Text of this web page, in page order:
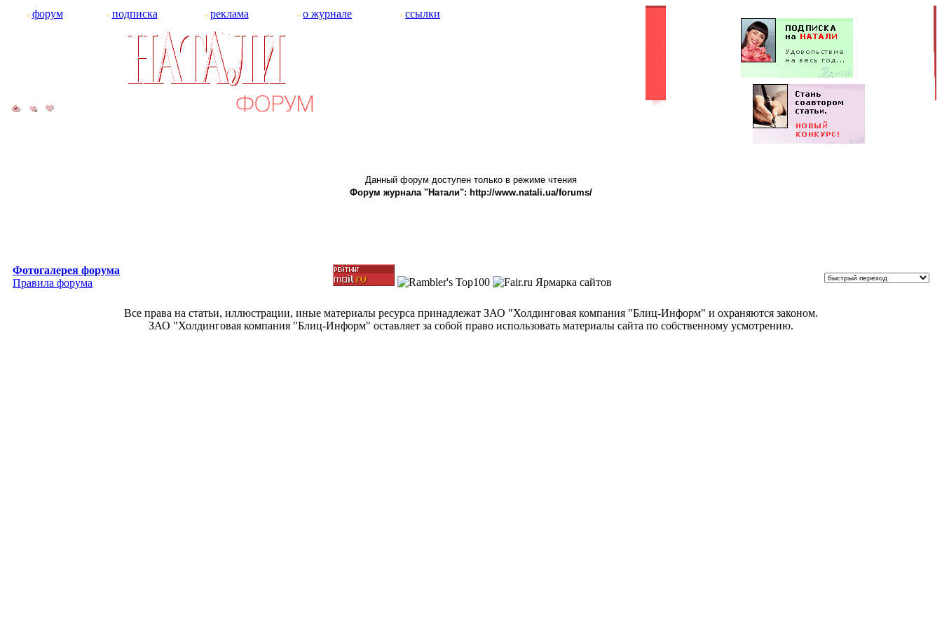
форум подписка реклама о журнале ссылки
Данный форум доступен только в режиме чтения
Форум журнала "Натали": http://www.natali.ua/forums/
Фотогалерея форума
Правила форума
Все права на статьи, иллюстрации, иные материалы ресурса принадлежат ЗАО "Холдинговая компания "Блиц-Информ" и охраняются законом.
ЗАО "Холдинговая компания "Блиц-Информ" оставляет за собой право использовать материалы сайта по собственному усмотрению.